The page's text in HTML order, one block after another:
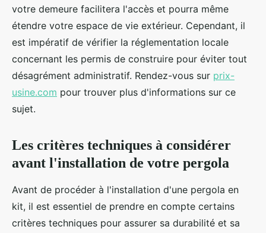
votre demeure facilitera l'accès et pourra même
étendre votre espace de vie extérieur. Cependant, il
est impératif de vérifier la réglementation locale
concernant les permis de construire pour éviter tout
désagrément administratif. Rendez-vous sur prix-
usine.com pour trouver plus d'informations sur ce
sujet.
Les critères techniques à considérer
avant l'installation de votre pergola
Avant de procéder à l'installation d'une pergola en
kit, il est essentiel de prendre en compte certains
critères techniques pour assurer sa durabilité et sa